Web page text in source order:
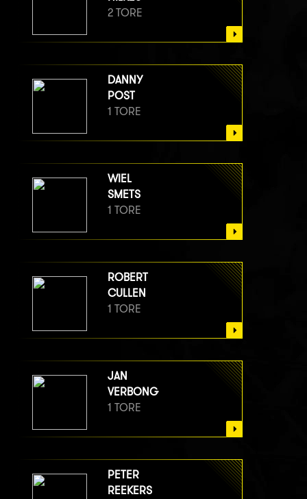
2 TORE
DANNY
POST
1 TORE
WIEL
SMETS
1 TORE
ROBERT
CULLEN
1 TORE
JAN
VERBONG
1 TORE
PETER
REEKERS